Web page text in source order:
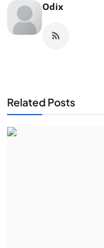
Odix
Related Posts